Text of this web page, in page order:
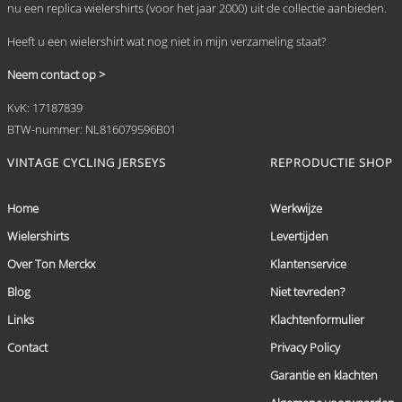
nu een replica wielershirts (voor het jaar 2000) uit de collectie aanbieden.
Heeft u een wielershirt wat nog niet in mijn verzameling staat?
Neem contact op >
KvK: 17187839
BTW-nummer: NL816079596B01
VINTAGE CYCLING JERSEYS
Home
Wielershirts
Over Ton Merckx
Blog
Links
Contact
REPRODUCTIE SHOP
Werkwijze
Levertijden
Klantenservice
Niet tevreden?
Klachtenformulier
Privacy Policy
Garantie en klachten